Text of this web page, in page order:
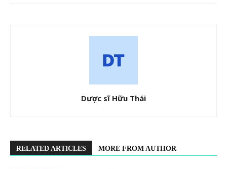
Dược sĩ Hữu Thái
RELATED ARTICLES MORE FROM AUTHOR